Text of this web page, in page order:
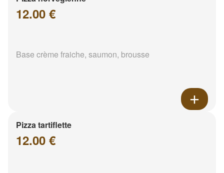
12.00 €
Base crème fraiche, saumon, brousse
Pizza tartiflette
12.00 €